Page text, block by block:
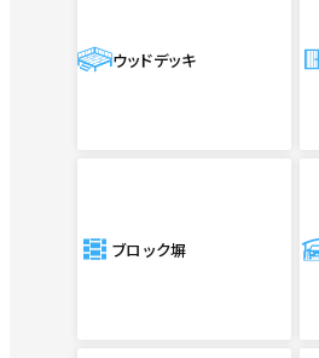
ウッドデッキ
ブロック塀